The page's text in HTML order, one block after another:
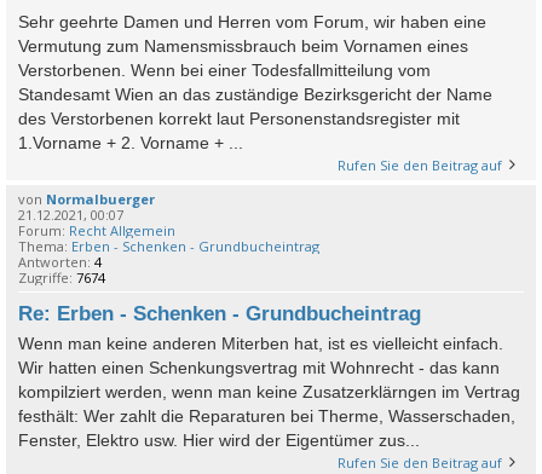
Sehr geehrte Damen und Herren vom Forum, wir haben eine
Vermutung zum Namensmissbrauch beim Vornamen eines
Verstorbenen. Wenn bei einer Todesfallmitteilung vom
Standesamt Wien an das zuständige Bezirksgericht der Name
des Verstorbenen korrekt laut Personenstandsregister mit
1.Vorname + 2. Vorname + ...
Rufen Sie den Beitrag auf
von Normalbuerger
21.12.2021, 00:07
Forum: Recht Allgemein
Thema: Erben - Schenken - Grundbucheintrag
Antworten: 4
Zugriffe: 7674
Re: Erben - Schenken - Grundbucheintrag
Wenn man keine anderen Miterben hat, ist es vielleicht einfach.
Wir hatten einen Schenkungsvertrag mit Wohnrecht - das kann
kompilziert werden, wenn man keine Zusatzerklärngen im Vertrag
festhält: Wer zahlt die Reparaturen bei Therme, Wasserschaden,
Fenster, Elektro usw. Hier wird der Eigentümer zus...
Rufen Sie den Beitrag auf